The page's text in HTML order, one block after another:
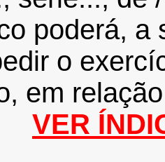
poderá,
o
em
VER